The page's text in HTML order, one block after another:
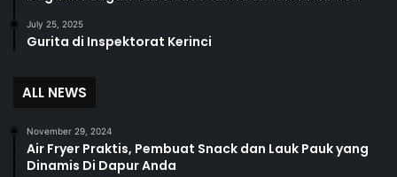
July 25, 2025
Gurita di Inspektorat Kerinci
ALL NEWS
November 29, 2024
Air Fryer Praktis, Pembuat Snack dan Lauk Pauk yang
Dinamis Di Dapur Anda